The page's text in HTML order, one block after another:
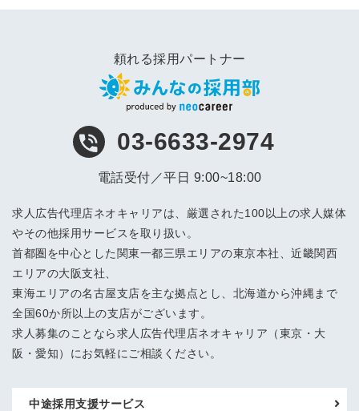
頼れる採用パートナー
03-6633-2974
電話受付／平日 9:00~18:00
求人広告代理店ネオキャリアは、厳選された100以上の求人媒体
やその他採用サービスを取り扱い。
首都圏を中心とした関東一都三県エリアの東京本社、近畿関西
エリアの大阪支社、
東海エリアの名古屋支店を主な拠点とし、北海道から沖縄まで
全国60か所以上の支店がございます。
求人募集のことなら求人広告代理店ネオキャリア（東京・大
阪・愛知）にお気軽にご相談ください。
中途採用支援サービス